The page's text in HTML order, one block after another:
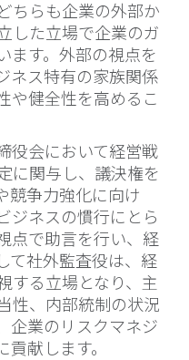
ちらも企業の外部か
した立場で企業のガ
ます。外部の視点を
ネス特有の家族関係
や健全性を高めるこ
役会において経営戦
に関与し、議決権を
競争力強化に向け
ジネスの慣行にとら
点で助言を行い、経
て社外監査役は、経
する立場となり、主
性、内部統制の状況
企業のリスクマネジ
献します。